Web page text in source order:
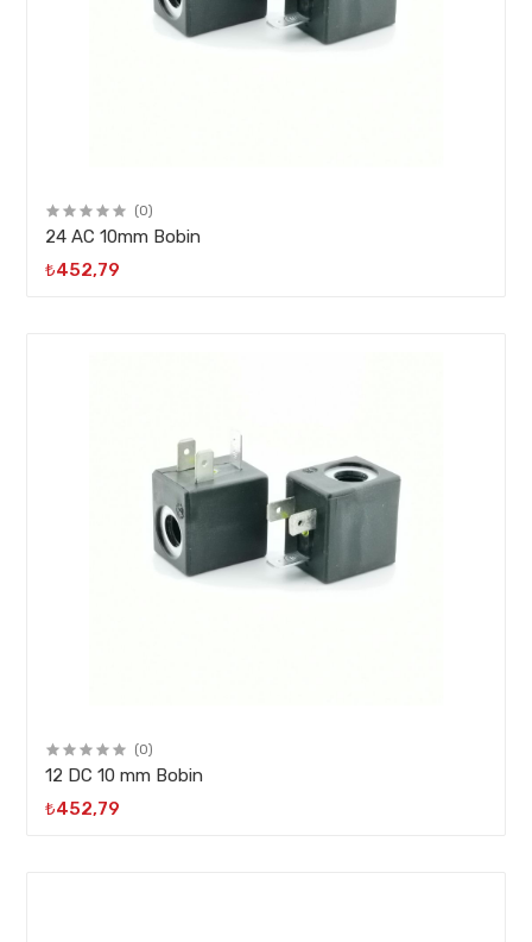
(0)
24 AC 10mm Bobin
₺452,79
(0)
12 DC 10 mm Bobin
₺452,79